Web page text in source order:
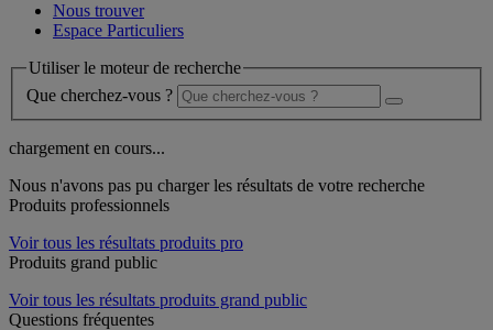
Nous trouver
Espace Particuliers
Utiliser le moteur de recherche
Que cherchez-vous ?
chargement en cours...
Nous n'avons pas pu charger les résultats de votre recherche
Produits professionnels
Voir tous les résultats produits pro
Produits grand public
Voir tous les résultats produits grand public
Questions fréquentes